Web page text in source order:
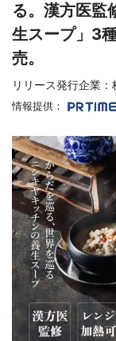
る。漢方医監
生スープ」3
売。
リリース発行企業
情報提供：